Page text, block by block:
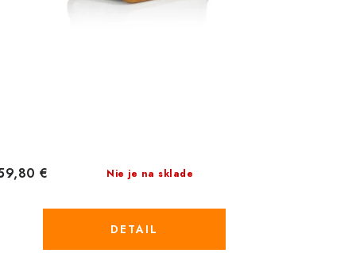
Nie je na sklade
€
DETAIL